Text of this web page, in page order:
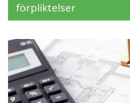
förpliktelser